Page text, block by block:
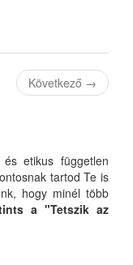
Következő →
etikus független
tartod Te is
hogy minél több
a "Tetszik az